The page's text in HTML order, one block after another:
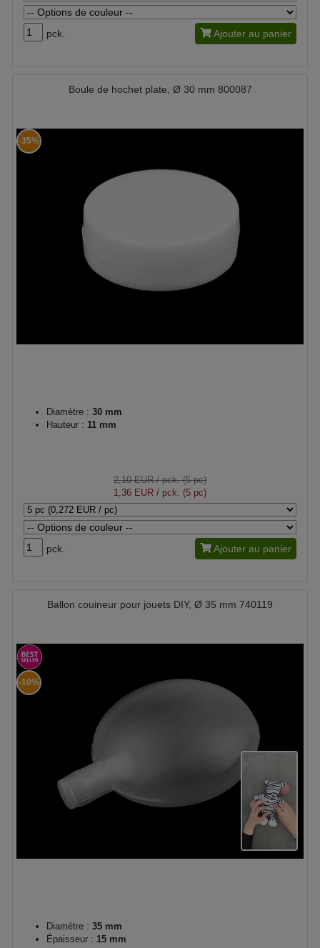
pck. Ajouter au panier
Boule de hochet plate, Ø 30 mm 800087
-35%
Diamètre : 30 mm
Hauteur : 11 mm
2,10 EUR/ pck. (5 pc)
1,36 EUR / pck. (5 pc)
pck. Ajouter au panier
Ballon couineur pour jouets DIY, Ø 35 mm 740119
-10%
Diamètre : 35 mm
Épaisseur : 15 mm